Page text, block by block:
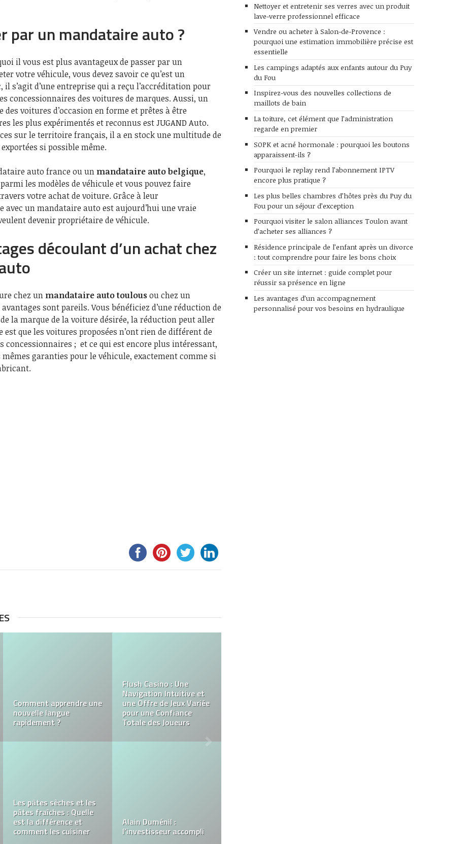
par un mandataire auto ?
il vous est plus avantageux de passer par un
votre véhicule, vous devez savoir ce qu’est un
s’agit d’une entreprise qui a reçu l’accréditation pour
concessionnaires des voitures de marques. Aussi, un
voitures d’occasion en forme et prêtes à être
les plus expérimentés et reconnus est JUGAND Auto.
sur le territoire français, il a en stock une multitude de
si possible même.
auto france ou un mandataire auto belgique,
les modèles de véhicule et vous pouvez faire
votre achat de voiture. Grâce à leur
un mandataire auto est aujourd’hui une vraie
devenir propriétaire de véhicule.
découlant d’un achat chez
chez un mandataire auto toulousou chez un
avantages sont pareils. Vous bénéficiez d’une réduction de
la marque de la voiture désirée, la réduction peut aller
est que les voitures proposées n’ont rien de différent de
concessionnaires ; et ce qui est encore plus intéressant,
mêmes garanties pour le véhicule, exactement comme si
Ce qu’il faut savoir sur
l’hypnose
Qu’est-ce qu’un parfum
oriental et comment le
choisir ?
(EFM Santé & Social)
pour se préparer aux
sélections d’entrée en
IFAP
Cluez, un escape game
extérieur à Paris
Nettoyer et entretenir ses verres avec un produit
lave-verre professionnel efficace
Vendre ou acheter à Salon-de-Provence :
pourquoi une estimation immobilière précise est
essentielle
Les campings adaptés aux enfants autour du Puy
du Fou
Inspirez-vous des nouvelles collections de
maillots de bain
La toiture, cet élément que l’administration
regarde en premier
SOPK et acné hormonale : pourquoi les boutons
apparaissent-ils ?
Pourquoi le replay rend l’abonnement IPTV
encore plus pratique ?
Les plus belles chambres d’hôtes près du Puy du
Fou pour un séjour d’exception
Pourquoi visiter le salon alliances Toulon avant
d’acheter ses alliances ?
Résidence principale de l’enfant après un divorce
: tout comprendre pour faire les bons choix
Créer un site internet : guide complet pour
réussir sa présence en ligne
Les avantages d’un accompagnement
personnalisé pour vos besoins en hydraulique